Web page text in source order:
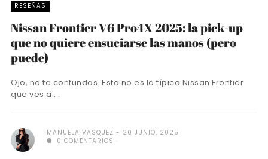
RESEÑAS
Nissan Frontier V6 Pro4X 2025: la pick-up
que no quiere ensuciarse las manos (pero
puede)
Ojo, no te confundas. Esta no es la típica Nissan Frontier
que ves a ...
MANUELA VASQUEZ
20 JUNIO, 2025
0 COMENTARIOS